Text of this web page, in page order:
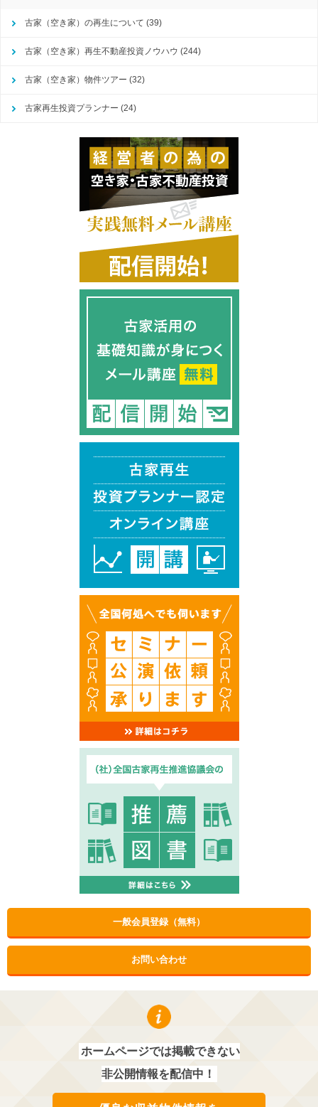
古家（空き家）の再生について (39)
古家（空き家）再生不動産投資ノウハウ (244)
古家（空き家）物件ツアー (32)
古家再生投資プランナー (24)
一般会員登録（無料）
お問い合わせ
ホームページでは掲載できない
非公開情報を配信中！